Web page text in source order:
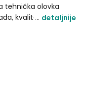
tehnička olovka
kvalitetnidetaljnije